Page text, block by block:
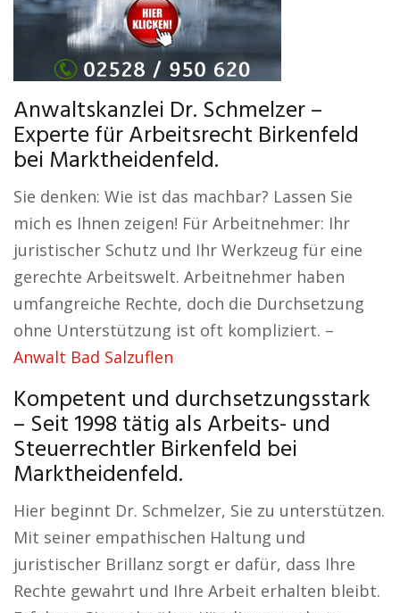
Anwaltskanzlei Dr. Schmelzer –
Experte für Arbeitsrecht Birkenfeld
bei Marktheidenfeld.
Sie denken: Wie ist das machbar? Lassen Sie
mich es Ihnen zeigen! Für Arbeitnehmer: Ihr
juristischer Schutz und Ihr Werkzeug für eine
gerechte Arbeitswelt. Arbeitnehmer haben
umfangreiche Rechte, doch die Durchsetzung
ohne Unterstützung ist oft kompliziert. –
Anwalt Bad Salzuflen
Kompetent und durchsetzungsstark
– Seit 1998 tätig als Arbeits- und
Steuerrechtler Birkenfeld bei
Marktheidenfeld.
Hier beginnt Dr. Schmelzer, Sie zu unterstützen.
Mit seiner empathischen Haltung und
juristischer Brillanz sorgt er dafür, dass Ihre
Rechte gewahrt und Ihre Arbeit erhalten bleibt.